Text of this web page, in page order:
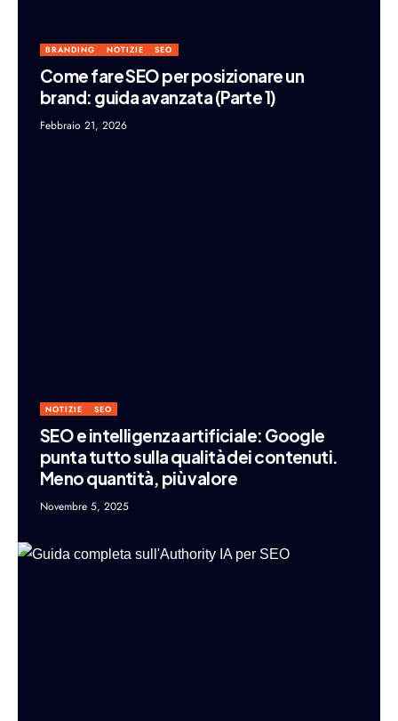
BRANDING NOTIZIE SEO
Come fare SEO per posizionare un
brand: guida avanzata (Parte 1)
Febbraio 21, 2026
NOTIZIE SEO
SEO e intelligenza artificiale: Google
punta tutto sulla qualità dei contenuti.
Meno quantità, più valore
Novembre 5, 2025